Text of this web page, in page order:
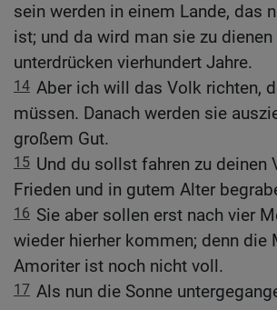
sein werden in einem Lande, das
ist; und da wird man sie zu
unterdrücken vierhundert Jahre.
14 Aber ich will das Volk richten,
müssen. Danach werden sie
großem Gut.
15 Und du sollst fahren zu deinen
Frieden und in gutem Alter
16 Sie aber sollen erst nach vier
wieder hierher kommen; denn die
Amoriter ist noch nicht voll.
17 Als nun die Sonne